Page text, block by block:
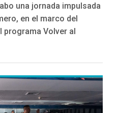
una jornada impulsada
en el marco del
programa Volver al